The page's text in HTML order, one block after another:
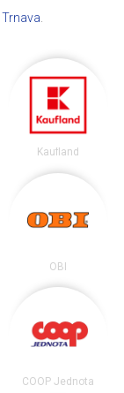
Trnava.
Kaufland
OBI
COOP Jednota